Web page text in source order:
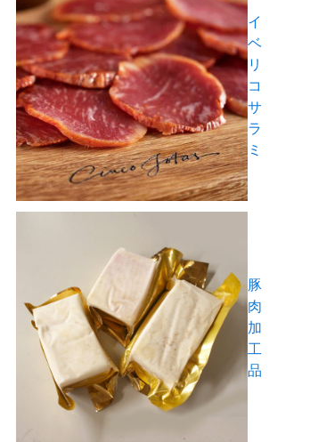
イ
ベ
リ
コ
サ
ラ
ミ
豚
肉
加
工
品